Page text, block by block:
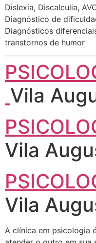
Dislexia, Discalculia,
Diagnóstico de
Diagnósticos
transtornos de humor
Vila
Vila
Vila
A clínica em psicologia